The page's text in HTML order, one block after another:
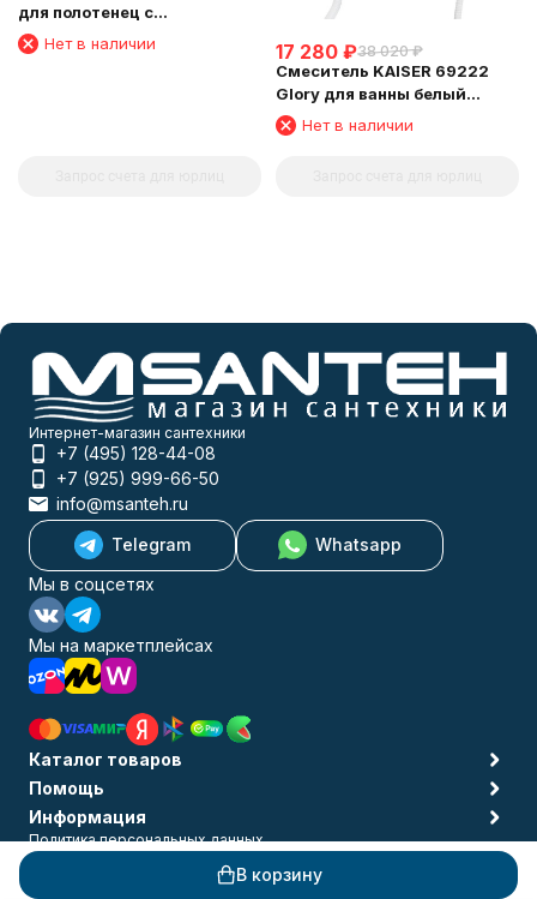
В корзину
для полотенец с
держателем
Нет в наличии 17 280 ₽38 020 ₽
Смеситель KAISER 69222
Glory для ванны белый
глянецНет в наличии
Интернет-магазин сантехники
+7 (495) 128-44-08
+7 (925) 999-66-50
info@msanteh.ru
Telegram
Whatsapp
Мы в соцсетях
Мы на маркетплейсах
Каталог товаров
Помощь
Информация
Политика персональных данных
© 2009-2026 MSANTEH